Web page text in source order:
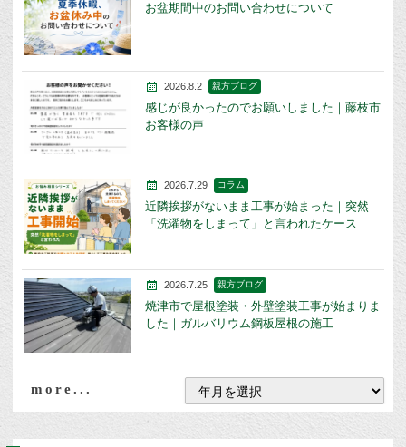
お盆期間中のお問い合わせについて
2026.8.2 親方ブログ
感じが良かったのでお願いしました｜藤枝市
お客様の声
2026.7.29 コラム
近隣挨拶がないまま工事が始まった｜突然
「洗濯物をしまって」と言われたケース
2026.7.25 親方ブログ
焼津市で屋根塗装・外壁塗装工事が始まりま
した｜ガルバリウム鋼板屋根の施工
more...